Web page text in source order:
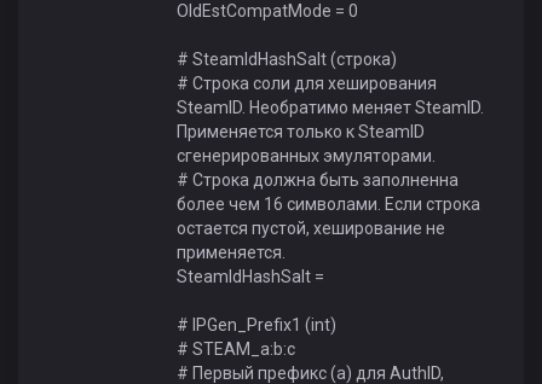
OldEstCompatMode = 0
# SteamIdHashSalt (строка)
# Строка соли для хеширования
SteamID. Необратимо меняет SteamID.
Применяется только к SteamID
сгенерированных эмуляторами.
# Строка должна быть заполненна
более чем 16 символами. Если строка
остается пустой, хеширование не
применяется.
SteamIdHashSalt =
# IPGen_Prefix1 (int)
# STEAM_a:b:c
# Первый префикс (a) для AuthID,